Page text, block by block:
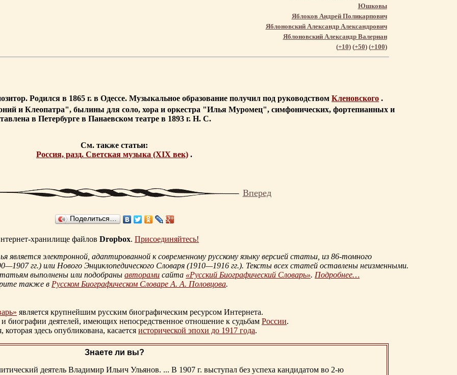
Юшковы
Яблоков Андрей Поликарпович
Яблоновский Александр Александрович
Яблоновский Александр Валериан
(+10) (+50) (+100)
Родился в 1865 г. в Одессе. Музыкальное образование получил под руководством Кленовского .
и Клеопатра", былины для соло, хора и оркестра "Илья Муромец", симфонических, фортепианных и
в Петербурге в Панаевском театре в 1893 г. Н. С.
См. также статьи:
Россия, разд. Светская музыка (XIX век) .
Вперед
Поделиться…
хранилище файлов Dropbox. Присоединяйтесь!
электронной, адаптированной к современному русскому языку версией статьи, из 86-томного
гг.) или Нового Энциклопедического Словаря (1910—1916 гг.). Тексты всех статей оставлены неизменными.
выполнены или подобраны авторами сайта «Русский Биографический Словарь». Подробнее…
также в Русском Биографическом Словаре А. А. Половцова.
является крупнейшим русским биографическим ресурсом Интернета.
биографии деятелей, имеющих непосредственное отношение к судьбам России.
здесь опубликована, касается исторической эпохи до 1917 года.
Знаете ли вы?
деятель Владимир Ильич Ульянов. ... В 1907 г. выступал без успеха кандидатом во 2-ю